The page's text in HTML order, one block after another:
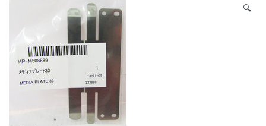
🔍